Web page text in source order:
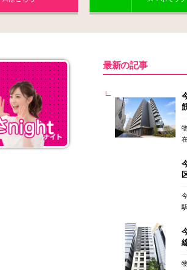
最新の記事